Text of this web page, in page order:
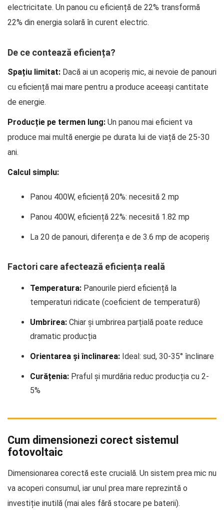
electricitate. Un panou cu eficiență de 22% transformă
22% din energia solară în curent electric.
De ce contează eficiența?
Spațiu limitat: Dacă ai un acoperiș mic, ai nevoie de panouri
cu eficiență mai mare pentru a produce aceeași cantitate
de energie.
Producție pe termen lung: Un panou mai eficient va
produce mai multă energie pe durata lui de viață de 25-30
ani.
Calcul simplu:
Panou 400W, eficiență 20%: necesită 2 mp
Panou 400W, eficiență 22%: necesită 1.82 mp
La 20 de panouri, diferența e de 3.6 mp de acoperiș
Factori care afectează eficiența reală
Temperatura: Panourile pierd eficiență la
temperaturi ridicate (coeficient de temperatură)
Umbrirea: Chiar și umbrirea parțială poate reduce
dramatic producția
Orientarea și înclinarea: Ideal: sud, 30-35° înclinare
Curățenia: Praful și murdăria reduc producția cu 2-
5%
Cum dimensionezi corect sistemul
fotovoltaic
Dimensionarea corectă este crucială. Un sistem prea mic nu
va acoperi consumul, iar unul prea mare reprezintă o
investiție inutilă (mai ales fără stocare pe baterii).